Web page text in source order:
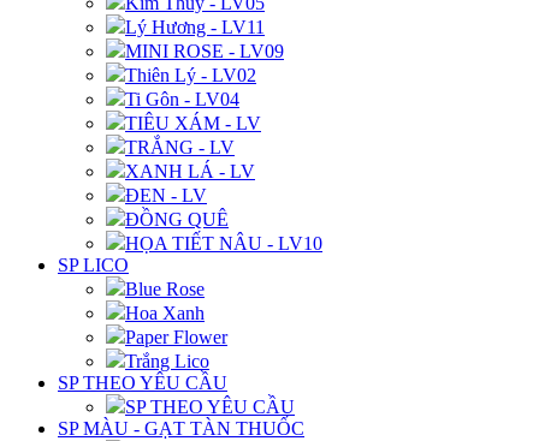
Lý Hương - LV11
MINI ROSE - LV09
Thiên Lý - LV02
Ti Gôn - LV04
TIÊU XÁM - LV
TRẮNG - LV
XANH LÁ - LV
ĐEN - LV
ĐỒNG QUÊ
HỌA TIẾT NÂU - LV10
SP LICO
Blue Rose
Hoa Xanh
Paper Flower
Trắng Lico
SP THEO YÊU CẦU
SP THEO YÊU CẦU
SP MÀU - GẠT TÀN THUỐC